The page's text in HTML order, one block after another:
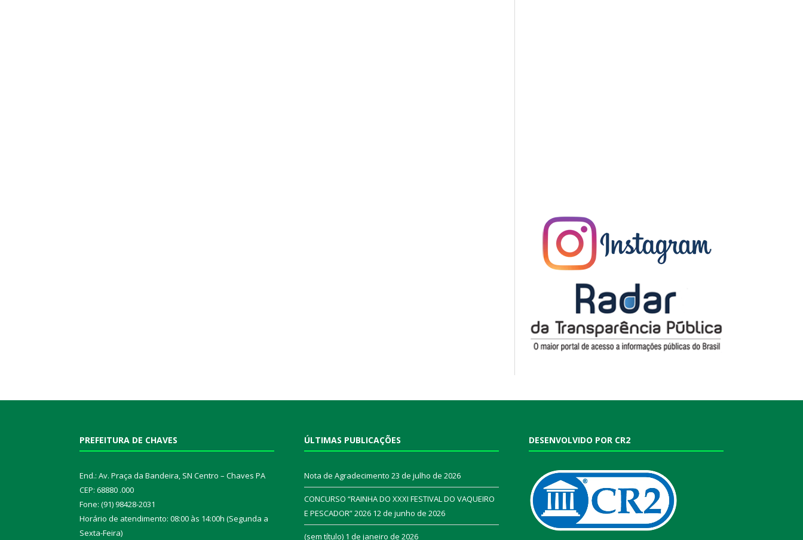
PREFEITURA DE CHAVES
End.: Av. Praça da Bandeira, SN Centro – Chaves PA
CEP: 68880 .000
Fone: (91) 98428-2031
Horário de atendimento: 08:00 às 14:00h (Segunda a
Sexta-Feira)
ÚLTIMAS PUBLICAÇÕES
Nota de Agradecimento 23 de julho de 2026
CONCURSO “RAINHA DO XXXI FESTIVAL DO VAQUEIRO
E PESCADOR” 2026 12 de junho de 2026
(sem título) 1 de janeiro de 2026
DESENVOLVIDO POR CR2